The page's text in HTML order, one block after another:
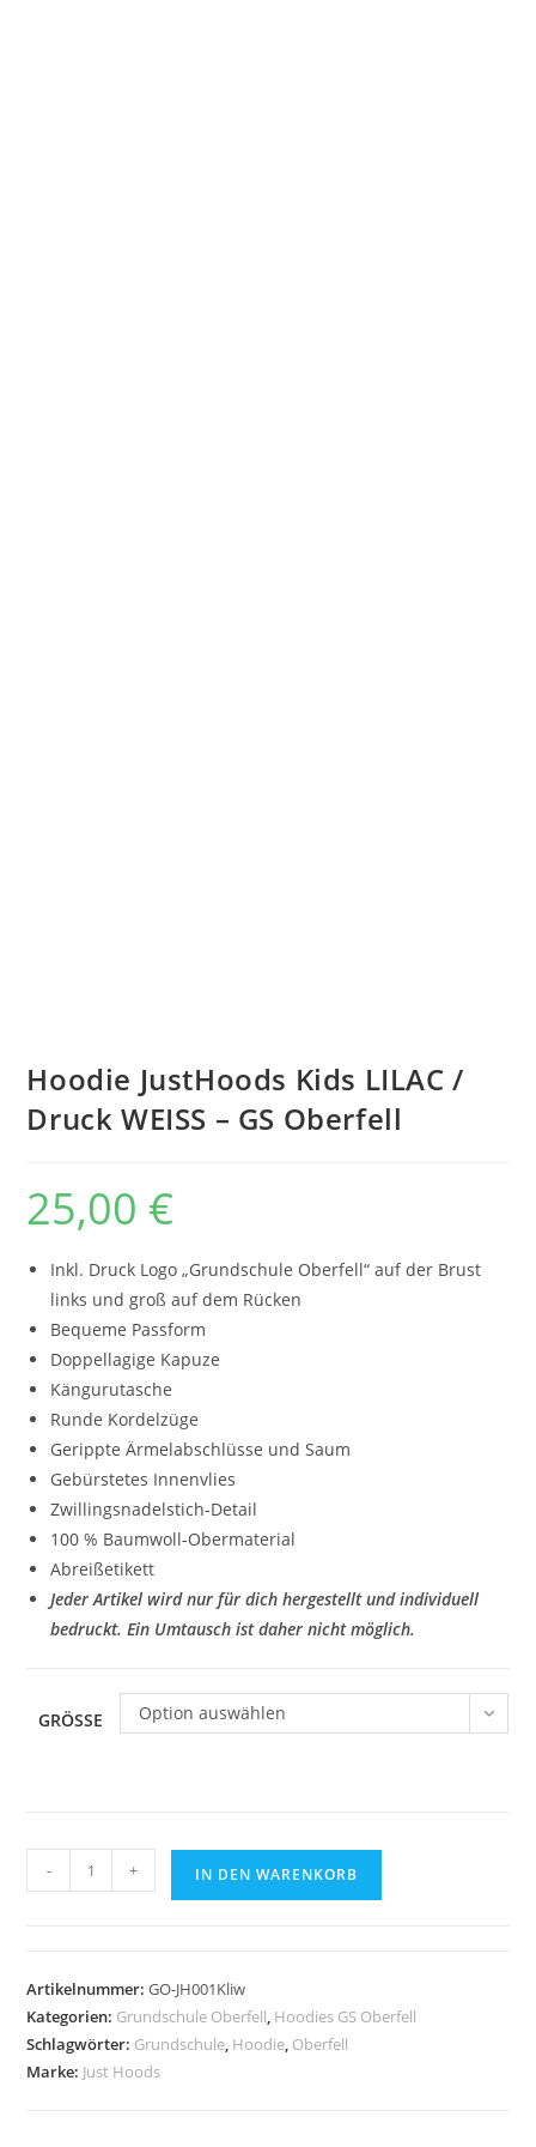
Hoodie JustHoods Kids LILAC /
Druck WEISS – GS Oberfell
25,00 €
Inkl. Druck Logo „Grundschule Oberfell“ auf der Brust
links und groß auf dem Rücken
Bequeme Passform
Doppellagige Kapuze
Kängurutasche
Runde Kordelzüge
Gerippte Ärmelabschlüsse und Saum
Gebürstetes Innenvlies
Zwillingsnadelstich-Detail
100 % Baumwoll-Obermaterial
Abreißetikett
Jeder Artikel wird nur für dich hergestellt und individuell
bedruckt. Ein Umtausch ist daher nicht möglich.
GRÖSSE Option auswählen
JustHoods
/
Druck
WEISS
-
- + IN DEN WARENKORB
Artikelnummer:GO-JH001Kliw
Kategorien: Grundschule Oberfell, Hoodies GS Oberfell
Schlagwörter: Grundschule, Hoodie, Oberfell
Marke: Just Hoods